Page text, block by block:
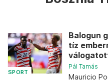
SPORT
Balogun
tíz
Pál Tamás
Mauricio